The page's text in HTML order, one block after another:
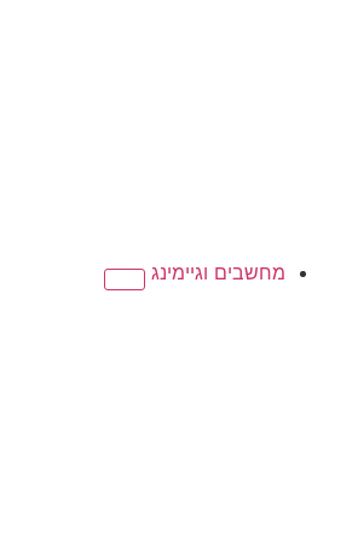
מחשבים וגיימינג